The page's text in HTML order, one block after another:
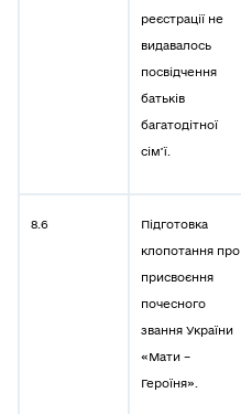
реєстрації не
видавалось
посвідчення
батьків
багатодітної
сім’ї.
8.6
Підготовка
клопотання про
присвоєння
почесного
звання України
«Мати –
Героїня».